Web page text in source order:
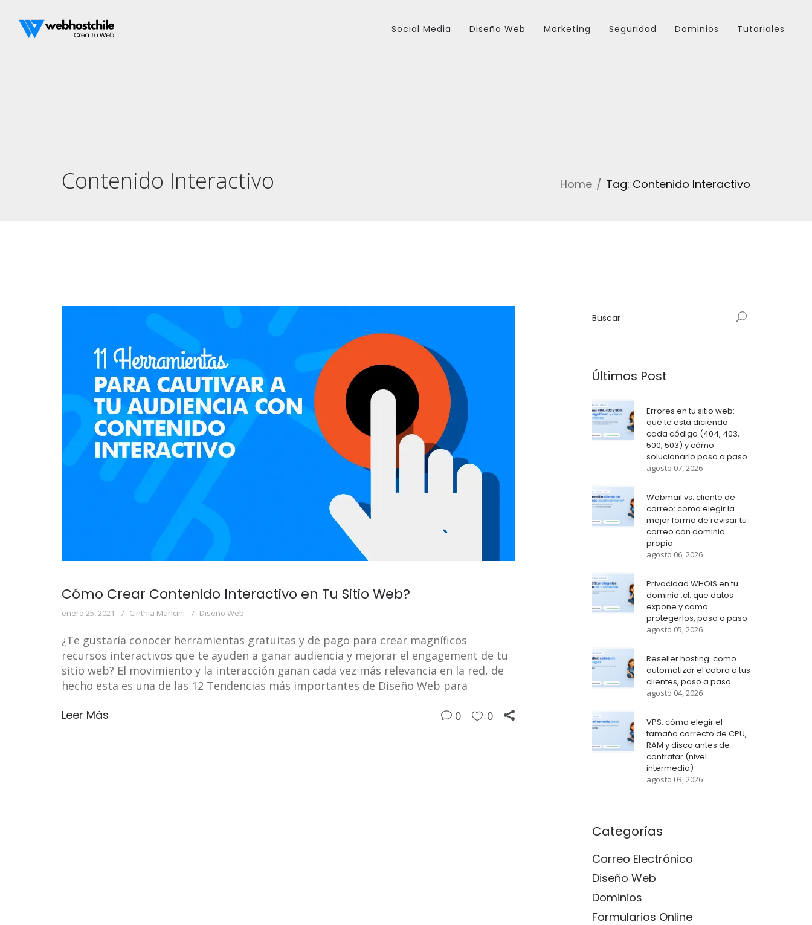
Social Media Diseño Web Marketing Seguridad Dominios Tutoriales
Contenido Interactivo Home Tag: Contenido Interactivo
Cómo Crear Contenido Interactivo en Tu Sitio Web?
enero 25, 2021 Cinthia Mancini Diseño Web
¿Te gustaría conocer herramientas gratuitas y de pago para crear magníficos
recursos interactivos que te ayuden a ganar audiencia y mejorar el engagement de tu
sitio web? El movimiento y la interacción ganan cada vez más relevancia en la red, de
hecho esta es una de las 12 Tendencias más importantes de Diseño Web para
Leer Más 0 0
Últimos Post
Errores en tu sitio web:
qué te está diciendo
cada código (404, 403,
500, 503) y cómo
solucionarlo paso a paso
agosto 07, 2026
Webmail vs. cliente de
correo: como elegir la
mejor forma de revisar tu
correo con dominio
propio
agosto 06, 2026
Privacidad WHOIS en tu
dominio .cl: que datos
expone y como
protegerlos, paso a paso
agosto 05, 2026
Reseller hosting: como
automatizar el cobro a tus
clientes, paso a paso
agosto 04, 2026
VPS: cómo elegir el
tamaño correcto de CPU,
RAM y disco antes de
contratar (nivel
intermedio)
agosto 03, 2026
Categorías
Correo Electrónico
Diseño Web
Dominios
Formularios Online